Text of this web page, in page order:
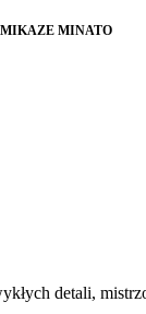
MINATO
detali,